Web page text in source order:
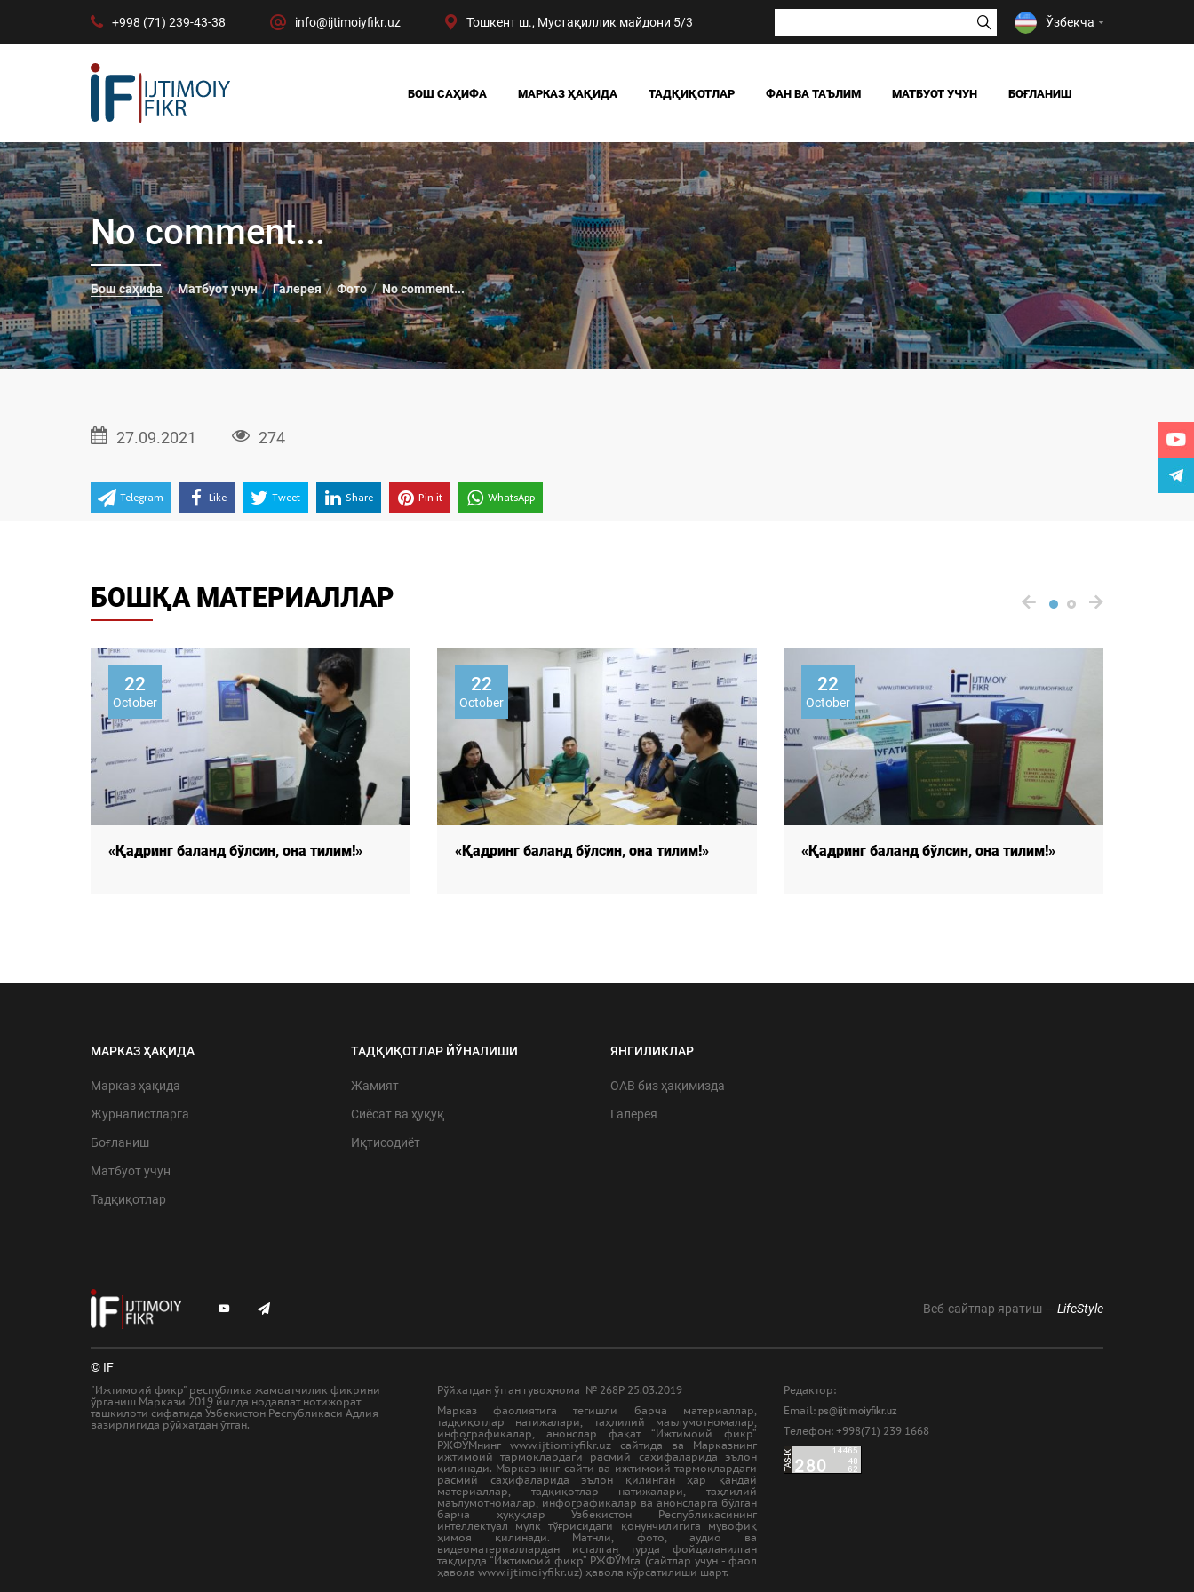
+998 (71) 239-43-38 info@ijtimoiyfikr.uz Тошкент ш., Мустақиллик майдони 5/3 Ўзбекча
БОШ САҲИФА МАРКАЗ ҲАҚИДА
БИЗНИНГ ЮТУҚЛАРИМИЗ
РАҲБАРИЯТ
МАРКАЗ ТУЗИЛМАСИ
ТАДҚИҚОТЛАР
ЖАМИЯТ
СИЁСАТ ВА ҲУҚУҚ
ИҚТИСОДИЁТ
DIGITAL СОЦИОЛОГИЯ
ФАН ВА ТАЪЛИМ МАТБУОТ УЧУН
ЯНГИЛИКЛАР
ОАВ БИЗ ҲАҚИМИЗДА
БОҒЛАНИШ
No comment...
Бош саҳифа Матбуот учун Галерея Фото No comment...
27.09.2021 274
Telegram Like Tweet Share Pin it WhatsApp
БОШҚА МАТЕРИАЛЛАР
22
October
«Қадринг баланд бўлсин, она тилим!»
22
October
«Қадринг баланд бўлсин, она тилим!»
22
October
«Қадринг баланд бўлсин, она тилим!»
МАРКАЗ ҲАҚИДА
Марказ ҳақида
Журналистларга
Боғланиш
Матбуот учун
Тадқиқотлар
ТАДҚИҚОТЛАР ЙЎНАЛИШИ
Жамият
Сиёсат ва ҳуқуқ
Иқтисодиёт
ЯНГИЛИКЛАР
ОАВ биз ҳақимизда
Галерея
Веб-сайтлар яратиш — LifeStyle
© IF
"Ижтимоий фикр" республика жамоатчилик фикрини
ўрганиш Маркази 2019 йилда нодавлат нотижорат
ташкилоти сифатида Ўзбекистон Республикаси Адлия
вазирлигида рўйхатдан ўтган.
Рўйхатдан ўтган гувоҳнома № 268Р 25.03.2019
Марказ фаолиятига тегишли барча материаллар,
тадқиқотлар натижалари, таҳлилий маълумотномалар,
инфографикалар, анонслар фақат “Ижтимоий фикр”
РЖФЎМнинг www.ijtiomiyfikr.uz сайтида ва Марказнинг
ижтимоий тармоқлардаги расмий саҳифаларида эълон
қилинади. Марказнинг сайти ва ижтимоий тармоқлардаги
расмий саҳифаларида эълон қилинган ҳар қандай
материаллар, тадқиқотлар натижалари, таҳлилий
маълумотномалар, инфографикалар ва анонсларга бўлган
барча ҳуқуқлар Ўзбекистон Республикасининг
интеллектуал мулк тўғрисидаги қонунчилигига мувофиқ
ҳимоя қилинади. Матнли, фото, аудио ва
видеоматериаллардан исталган турда фойдаланилган
тақдирда “Ижтимоий фикр” РЖФЎМга (сайтлар учун - фаол
ҳавола www.ijtimoiyfikr.uz) ҳавола кўрсатилиши шарт.
Редактор:
Email: ps@ijtimoiyfikr.uz
Tелефон: +998(71) 239 1668